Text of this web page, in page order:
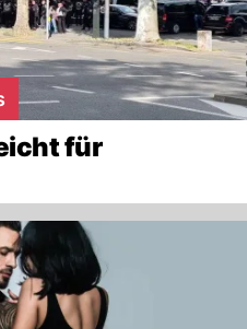
für